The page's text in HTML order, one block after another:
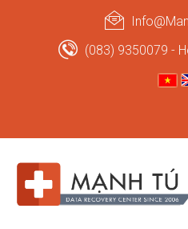
(083) 9350079 -